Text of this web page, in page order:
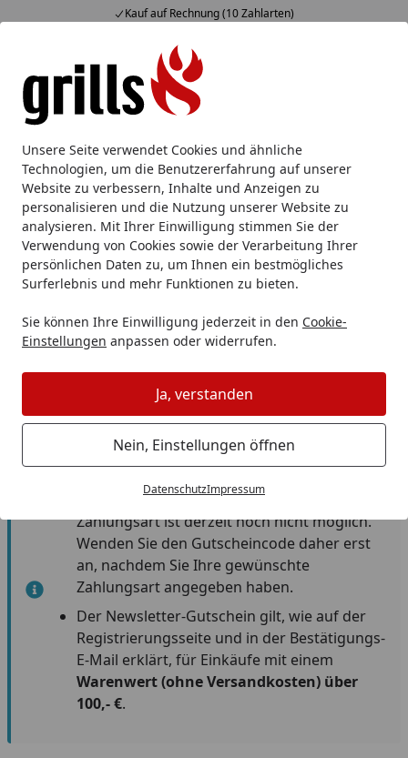
Unsere Seite verwendet Cookies und ähnliche
Technologien, um die Benutzererfahrung auf unserer
Website zu verbessern, Inhalte und Anzeigen zu
personalisieren und die Nutzung unserer Website zu
analysieren. Mit Ihrer Einwilligung stimmen Sie der
Verwendung von Cookies sowie der Verarbeitung Ihrer
persönlichen Daten zu, um Ihnen ein bestmögliches
Surferlebnis und mehr Funktionen zu bieten.
Sie können Ihre Einwilligung jederzeit in den Cookie-
Einstellungen anpassen oder widerrufen.
Ja, verstanden
Nein, Einstellungen öffnen
DatenschutzImpressum
Kauf auf Rechnung (10 Zahlarten)
Alle Produkte
Mein Konto
Suchen
Startseite
Wie funktioniert ein Newsletter-Gutschein?
Wie funktioniert ein Newsletter-
Gutschein?
Nachdem Sie sich für unserenNewsletterangemeldet
haben, erhalten Sie innerhalb weniger Minuten eine
Bestätigungs-E-Mail (Double-opt-in E-Mail). Wir senden
Ihnen Ihren persönlichen Gutscheincode.
Sie können diesen in Ihrem Einkaufswagen ganz einfach
mit "Gutscheincode anwenden" für Ihre Bestellung
Gut zu wissen:
Eine nachträgliche Änderung der
Zahlungsart ist derzeit noch nicht möglich.
Wenden Sie den Gutscheincode daher erst
an, nachdem Sie Ihre gewünschte
Zahlungsart angegeben haben.
Der Newsletter-Gutschein gilt, wie auf der
Registrierungsseite und in der Bestätigungs-
E-Mail erklärt, für Einkäufe mit einem
Warenwert (ohne Versandkosten) über
100,- €.